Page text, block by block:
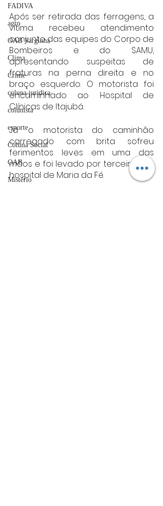
FADIVA
agro
OAB Varginha
Clima
Crime
coluna juridica
colunista
esporte
Coluna Social
OAB
Mistério
Após ser retirada das ferragens, a
vítima recebeu atendimento
conjunto das equipes do Corpo de
Bombeiros e do SAMU,
apresentando suspeitas de
fraturas na perna direita e no
braço esquerdo. O motorista foi
encaminhado ao Hospital de
Clínicas de Itajubá.
Já o motorista do caminhão
carregado com brita sofreu
ferimentos leves em uma das
mãos e foi levado por terceiros ao
hospital de Maria da Fé.